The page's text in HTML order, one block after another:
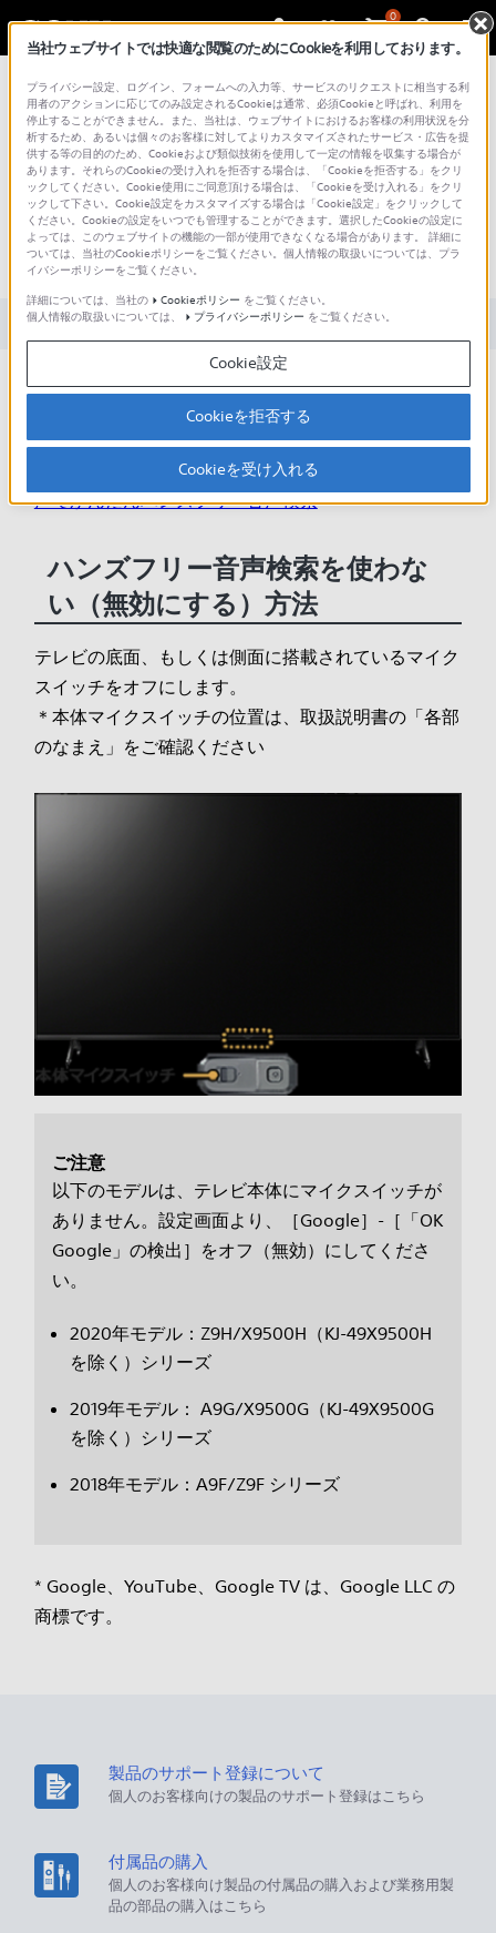
0
総合サポート・お問い合わせ
文書番号 : 00267397 / 最終更新日 : 2026/06/04
「OK Google」でテレビが反応し
ないようにしたい（Google TV™）
対象製品カテゴリー・製品
ハンズフリー音声検索とは、Google TVの機能で、リ
モコンを使わずに「OK Google、 ○○○をして」とテレ
ビに直接話しかけることで、電源や音量などの操作、
YouTubeなどの動画が検索できる機能です。
声でかんたんハンズフリー音声検索
ハンズフリー音声検索を使わな
い（無効にする）方法
テレビの底面、もしくは側面に搭載されているマイク
スイッチをオフにします。
＊本体マイクスイッチの位置は、取扱説明書の「各部
のなまえ」をご確認ください
ご注意
以下のモデルは、テレビ本体にマイクスイッチが
ありません。設定画面より、［Google］-［「OK
Google」の検出］をオフ（無効）にしてくださ
い。
2020年モデル：Z9H/X9500H（KJ-49X9500H
を除く）シリーズ
2019年モデル： A9G/X9500G（KJ-49X9500G
を除く）シリーズ
2018年モデル：A9F/Z9F シリーズ
* Google、YouTube、Google TV は、Google LLC の
商標です。
製品のサポート登録について
個人のお客様向けの製品のサポート登録はこちら
付属品の購入
個人のお客様向け製品の付属品の購入および業務用製
品の部品の購入はこちら
当社ウェブサイトでは快適な閲覧のためにCookieを利用しております。
プライバシー設定、ログイン、フォームへの入力等、サービスのリクエストに相当する利
用者のアクションに応じてのみ設定されるCookieは通常、必須Cookieと呼ばれ、利用を
停止することができません。また、当社は、ウェブサイトにおけるお客様の利用状況を分
析するため、あるいは個々のお客様に対してよりカスタマイズされたサービス・広告を提
供する等の目的のため、Cookieおよび類似技術を使用して一定の情報を収集する場合が
あります。それらのCookieの受け入れを拒否する場合は、「Cookieを拒否する」をクリ
ックしてください。Cookie使用にご同意頂ける場合は、「Cookieを受け入れる」をクリ
ックして下さい。Cookie設定をカスタマイズする場合は「Cookie設定」をクリックして
ください。Cookieの設定をいつでも管理することができます。選択したCookieの設定に
よっては、このウェブサイトの機能の一部が使用できなくなる場合があります。 詳細に
ついては、当社のCookieポリシーをご覧ください。個人情報の取扱いについては、プラ
イバシーポリシーをご覧ください。
詳細については、当社の
Cookieポリシー をご覧ください。
個人情報の取扱いについては、
プライバシーポリシー をご覧ください。
Cookie設定
Cookieを拒否する
Cookieを受け入れる